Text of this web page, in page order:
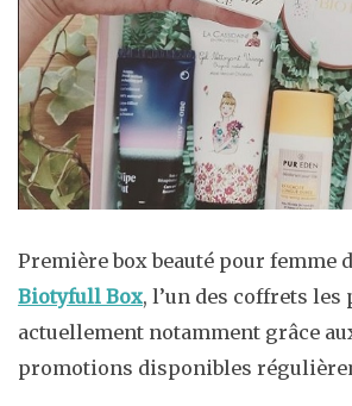
Première box beauté pour femme
Biotyfull Box, l’un des coffrets les
actuellement notamment grâce
promotions disponibles